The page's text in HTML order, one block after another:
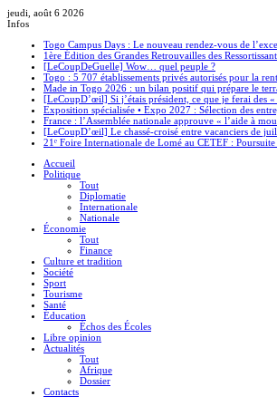
jeudi, août 6 2026
Infos
Togo Campus Days : Le nouveau rendez-vous de
1ère Édition des Grandes Retrouvailles des
[LeCoupDeGuelle] Wow… quel peuple ?
Togo : 5 707 établissements privés autorisés pour la
Made in Togo 2026 : un bilan positif qui prépare le
[LeCoupD’œil] Si j’étais président, ce que je ferai des «
Exposition spécialisée • Expo 2027 : Sélection des
France : l’Assemblée nationale approuve « l’aide à
[LeCoupD’œil] Le chassé-croisé entre vacanciers de
21ᵉ Foire Internationale de Lomé au CETEF :
Accueil
Politique
Tout
Diplomatie
Internationale
Nationale
Économie
Tout
Finance
Culture et tradition
Société
Sport
Tourisme
Santé
Éducation
Échos des Écoles
Libre opinion
Actualités
Tout
Afrique
Dossier
Contacts